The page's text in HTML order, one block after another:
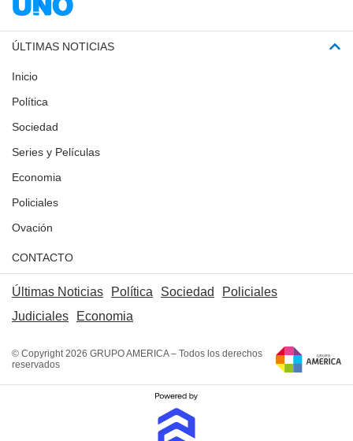
ÚLTIMAS NOTICIAS
Inicio
Política
Sociedad
Series y Películas
Economia
Policiales
Ovación
CONTACTO
Últimas Noticias Política Sociedad
Policiales
Judiciales
Economia
© Copyright 2026 GRUPO AMERICA – Todos los derechos
reservados